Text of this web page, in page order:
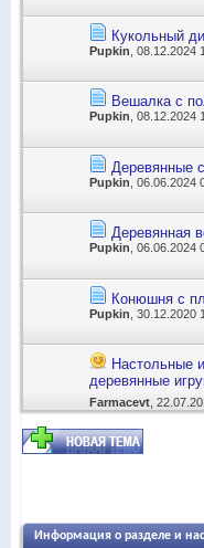
Кукольный
Pupkin , 08.12.2024
Вешалка с
Pupkin , 08.12.2024
Деревянные
Pupkin , 06.06.2024
Деревянная
Pupkin , 06.06.2024
Конюшня с
Pupkin , 30.12.2020
Настольные
деревянные
Farmacevt ,
Информация о разделе и